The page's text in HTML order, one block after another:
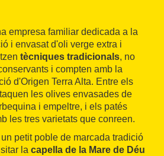
empresa familiar dedicada a la
i envasat d'oli verge extra i
tècniques tradicionals, no
i compten amb la
d'Origen Terra Alta. Entre els
les olives envasades de
i empeltre, i els patés
les tres varietats que conreen.
petit poble de marcada tradició
la capella de la Mare de Déu